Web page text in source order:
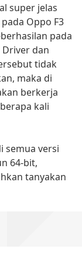
super jelas
Oppo F3
pada
dan
tidak
maka di
berkerja
kali
semua versi
64-bit,
tanyakan